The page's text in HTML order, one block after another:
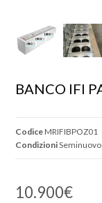
BANCO IFI
CodiceMRIFIBPOZ01
CondizioniSeminuovo
10.900€